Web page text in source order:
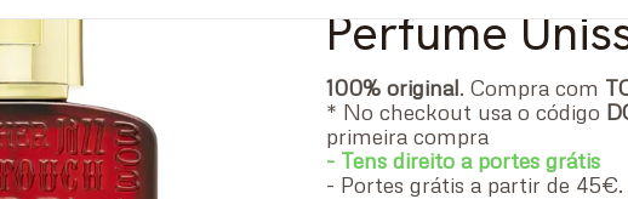
Perfume
100% original. Compra com
* No checkout usa o código
primeira compra
- Tens direito a portes grátis
- Portes grátis a partir de